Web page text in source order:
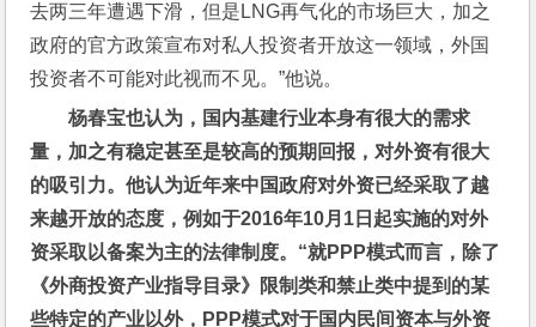
去两三年遭遇下滑，但是LNG再气化的市场巨大，加之
政府的官方政策宣布对私人投资者开放这一领域，外国
投资者不可能对此视而不见。”他说。
杨春宝也认为，国内基建行业本身有很大的需求
量，加之有稳定甚至是较高的预期回报，对外资有很大
的吸引力。他认为近年来中国政府对外资已经采取了越
来越开放的态度，例如于2016年10月1日起实施的对外
资采取以备案为主的法律制度。“就PPP模式而言，除了
《外商投资产业指导目录》限制类和禁止类中提到的某
些特定的产业以外，PPP模式对于国内民间资本与外资